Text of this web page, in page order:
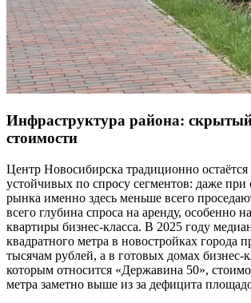
Инфраструктура района: скрытый
стоимости
Центр Новосибирска традиционно
устойчивых по спросу сегментов: даже при
рынка именно здесь меньше всего
всего глубина спроса на аренду, особенно
квартиры бизнес-класса. В 2025 году
квадратного метра в новостройках города
тысячам рублей, а в готовых домах бизнес-
которым относится «Державина 50»,
метра заметно выше из за дефицита